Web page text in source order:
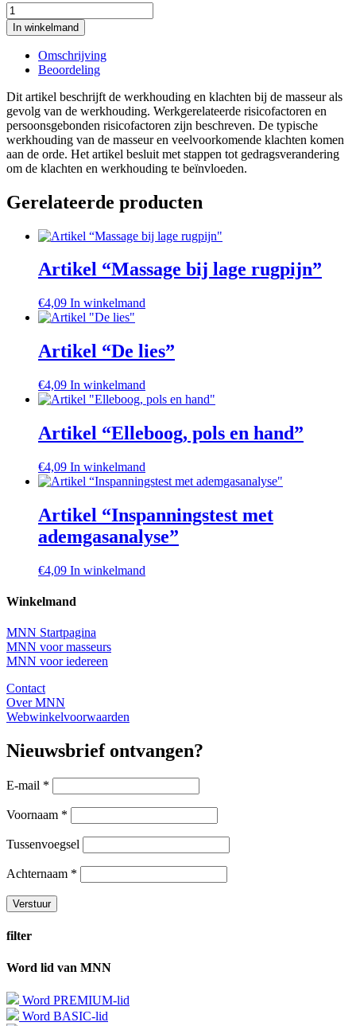
Artikel
"Werkhouding
en
klachten
masseur"
aantal
In winkelmand
Omschrijving
Beoordeling
Dit artikel beschrijft de werkhouding en klachten bij de masseur als
gevolg van de werkhouding. Werkgerelateerde risicofactoren en
persoonsgebonden risicofactoren zijn beschreven. De typische
werkhouding van de masseur en veelvoorkomende klachten komen
aan de orde. Het artikel besluit met stappen tot gedragsverandering
om de klachten en werkhouding te beïnvloeden.
Gerelateerde producten
Artikel “Massage bij lage rugpijn”
€4,09 In winkelmand
Artikel “De lies”
€4,09 In winkelmand
Artikel “Elleboog, pols en hand”
€4,09 In winkelmand
Artikel “Inspanningstest met
ademgasanalyse”
€4,09 In winkelmand
Winkelmand
MNN Startpagina
MNN voor masseurs
MNN voor iedereen
Contact
Over MNN
Webwinkelvoorwaarden
Nieuwsbrief ontvangen?
E-mail *
Voornaam *
Tussenvoegsel
Achternaam *
filter
Word lid van MNN
Word PREMIUM-lid
Word BASIC-lid